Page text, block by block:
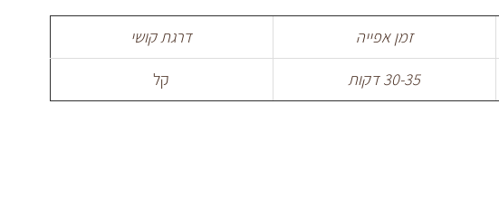
זמן אפייה דרגת קושי
30-35 דקות קל